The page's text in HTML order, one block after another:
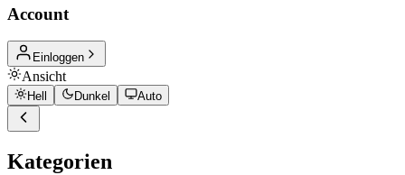
Account
Einloggen
Ansicht
Hell Dunkel Auto
Kategorien